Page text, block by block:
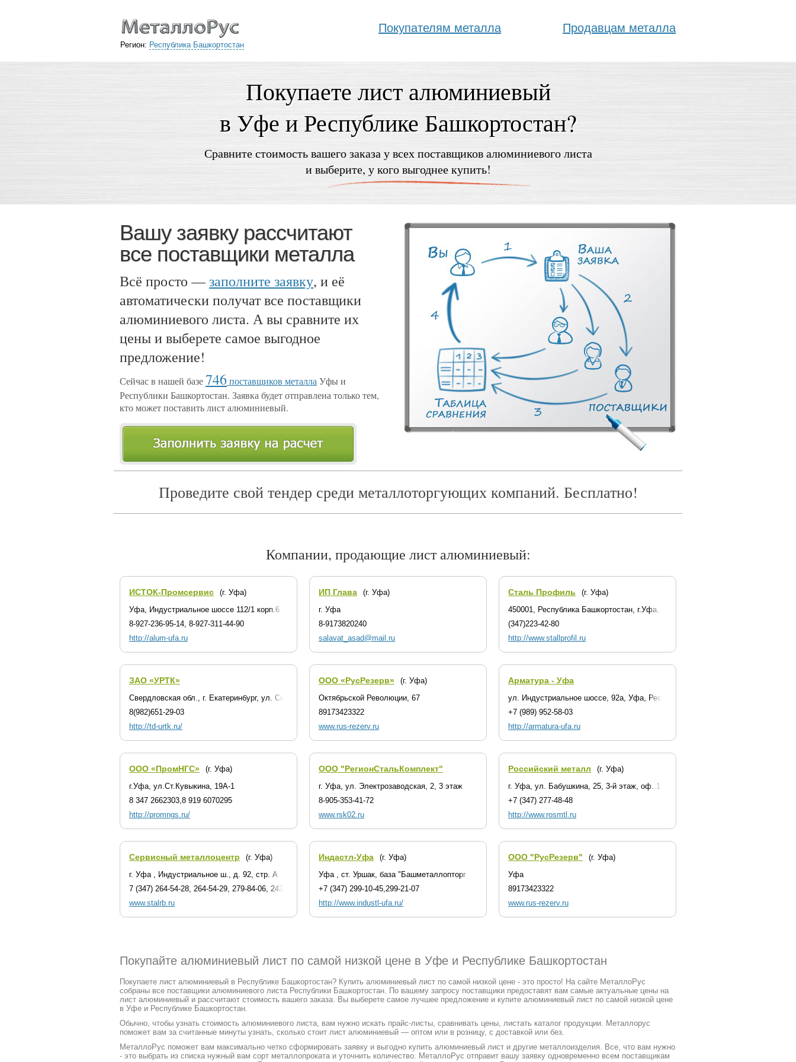
Регион: Республика Башкортостан
Покупателям металла Продавцам металла
Покупаете лист алюминиевый
в Уфе и Республике Башкортостан?
Сравните стоимость вашего заказа у всех поставщиков алюминиевого листа
и выберите, у кого выгоднее купить!
Вашу заявку рассчитают
все поставщики металла
Всё просто —заполните заявку, и её
автоматически получат все поставщики
алюминиевого листа. А вы сравните их
цены и выберете самое выгодное
предложение!
Сейчас в нашей базе746поставщиков металла Уфы и
Республики Башкортостан. Заявка будет отправлена только тем,
кто может поставить лист алюминиевый.
Проведите свой тендер среди металлоторгующих компаний. Бесплатно!
Компании, продающие лист алюминиевый:
ИСТОК-Промсервис
(г. Уфа)
Уфа, Индустриальное шоссе 112/1 корп.6
8-927-236-95-14, 8-927-311-44-90
http://alum-ufa.ru
ИП Глава
(г. Уфа)
г. Уфа
8-9173820240
salavat_asad@mail.ru
Сталь Профиль
(г. Уфа)
450001, Республика Башкортостан, г.Уфа, ул.Кировоградская, 22А, оф.24
(347)223-42-80
http://www.stallprofil.ru
ЗАО «УРТК»
Свердловская обл., г. Екатеринбург, ул. Свердлова 11, оф. 30
8(982)651-29-03
http://td-urtk.ru/
ООО «РусРезерв»
(г. Уфа)
Октябрьской Революции, 67
89173423322
www.rus-rezerv.ru
Арматура - Уфа
ул. Индустриальное шоссе, 92а, Уфа, Республика Башкортостан (территория
+7 (989) 952-58-03
http://armatura-ufa.ru
ООО «ПромНГС»
(г. Уфа)
г.Уфа, ул.Ст.Кувыкина, 19А-1
8 347 2662303,8 919 6070295
http://promngs.ru/
ООО "РегионСтальКомплект"
г. Уфа, ул. Электрозаводская, 2, 3 этаж
8-905-353-41-72
www.rsk02.ru
Российский металл
(г. Уфа)
г. Уфа, ул. Бабушкина, 25, 3-й этаж, оф. 1
+7 (347) 277-48-48
http://www.rosmtl.ru
Сервисный металлоцентр
(г. Уфа)
г. Уфа , Индустриальное ш., д. 92, стр. А
7 (347) 264-54-28, 264-54-29, 279-84-06, 243-34-76
www.stalrb.ru
Индастл-Уфа
(г. Уфа)
Уфа , ст. Уршак, база "Башметаллопторг
+7 (347) 299-10-45,299-21-07
http://www.industl-ufa.ru/
ООО "РусРезерв"
(г. Уфа)
Уфа
89173423322
www.rus-rezerv.ru
Покупайте алюминиевый лист по самой низкой цене в Уфе и Республике Башкортостан
Покупаете лист алюминиевый в Республике Башкортостан? Купить алюминиевый лист по самой низкой цене - это просто! На сайте МеталлоРус
собраны все поставщики алюминиевого листа Республики Башкортостан. По вашему запросу поставщики предоставят вам самые актуальные цены на
лист алюминиевый и рассчитают стоимость вашего заказа. Вы выберете самое лучшее предложение и купите алюминиевый лист по самой низкой цене
в Уфе и Республике Башкортостан.
Обычно, чтобы узнать стоимость алюминиевого листа, вам нужно искать прайс-листы, сравнивать цены, листать каталог продукции. Металлорус
поможет вам за считанные минуты узнать, сколько стоит лист алюминиевый — оптом или в розницу, с доставкой или без.
МеталлоРус поможет вам максимально четко сформировать заявку и выгодно купить алюминиевый лист и другие металлоизделия. Все, что вам нужно
- это выбрать из списка нужный вам сорт металлопроката и уточнить количество. МеталлоРус отправит вашу заявку одновременно всем поставщикам